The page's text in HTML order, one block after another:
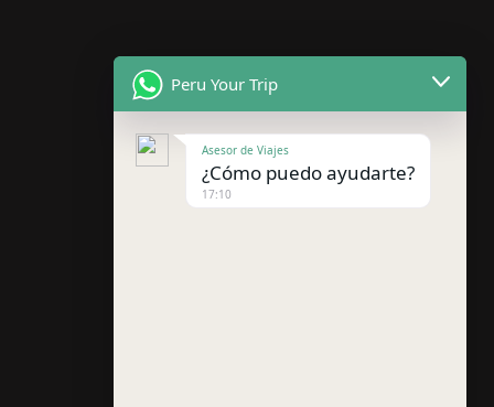
Peru Your Trip
Asesor de Viajes
¿Cómo puedo ayudarte?
17:10